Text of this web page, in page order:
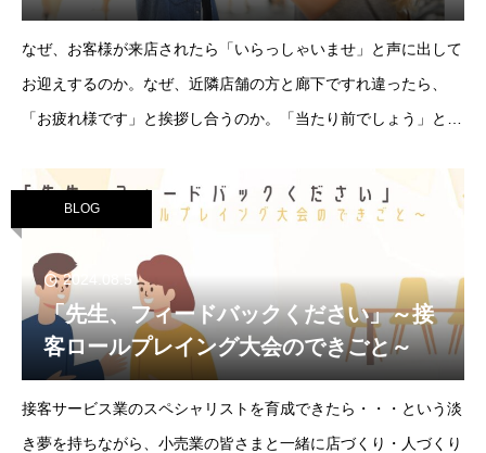
なぜ、お客様が来店されたら「いらっしゃいませ」と声に出して
お迎えするのか。なぜ、近隣店舗の方と廊下ですれ違ったら、
「お疲れ様です」と挨拶し合うのか。「当たり前でしょう」と頭
す。小売業の中でも、特に接
BLOG
2024.08.5
「先生、フィードバックください」～接
客ロールプレイング大会のできごと～
接客サービス業のスペシャリストを育成できたら・・・という淡
き夢を持ちながら、小売業の皆さまと一緒に店づくり・人づくり